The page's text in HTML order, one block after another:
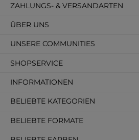
SHOPSERVICE
INFORMATIONEN
BELIEBTE KATEGORIEN
BELIEBTE FORMATE
ZAHLUNGS- & VERSANDARTEN
ÜBER UNS
UNSERE COMMUNITIES